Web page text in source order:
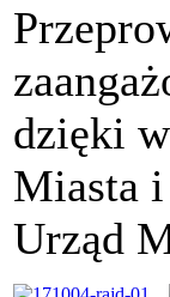
dzięki
Miasta
Urząd